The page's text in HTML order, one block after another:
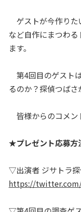
ゲストが今作りた
など自作にまつわ
ます。
第4回目のゲスト
るのか？探偵つばさ
皆様からのコメン
★プレゼント応募方
▽出演者 ジサトラ探
https://